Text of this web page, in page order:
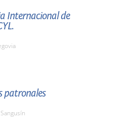
Internacional de
patronales